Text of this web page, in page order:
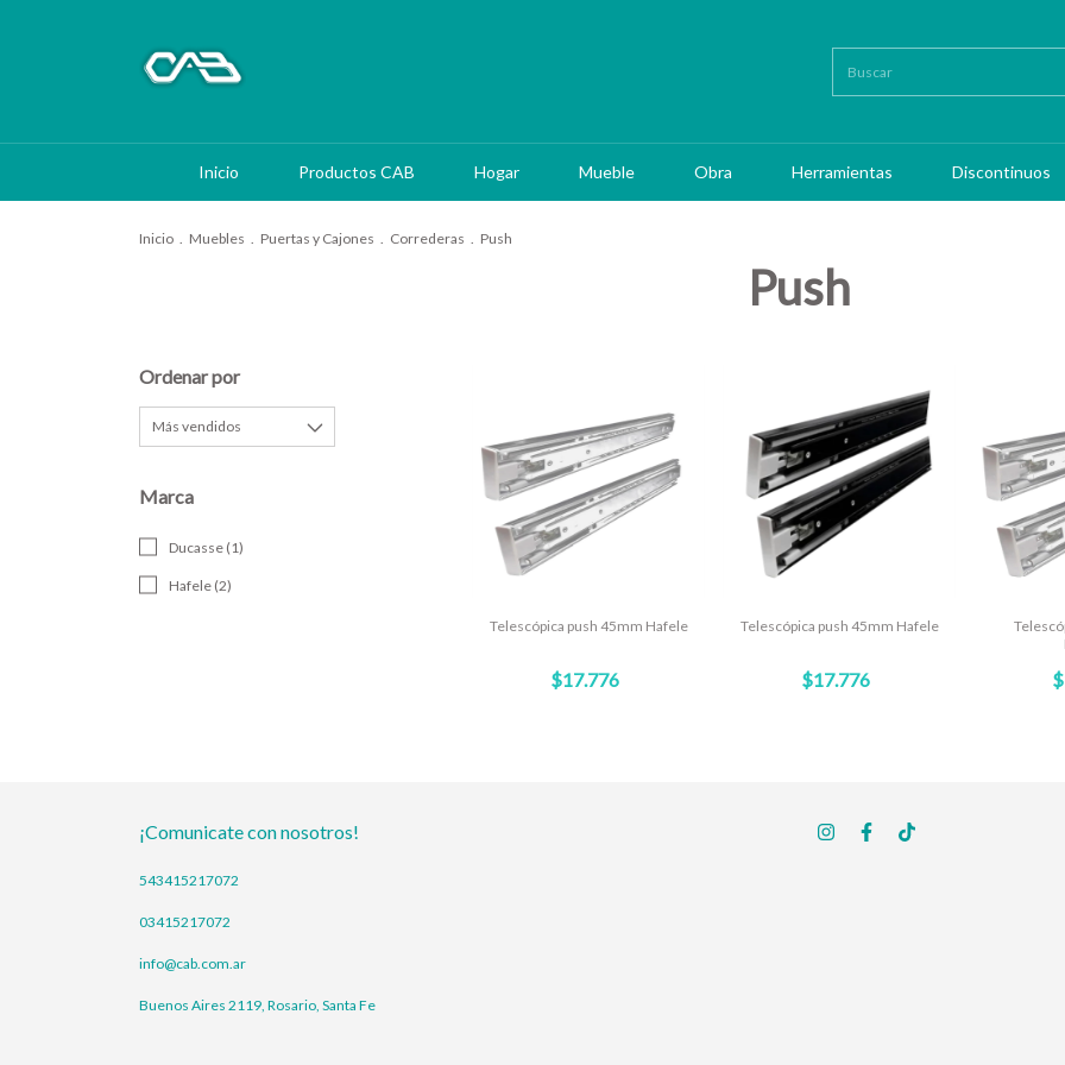
Inicio Productos CAB Hogar Mueble Obra Herramientas Discontinuos
Inicio . Muebles . Puertas y Cajones . Correderas . Push
Push
Ordenar por
Marca
Ducasse (1)
Hafele (2)
Telescópica push 45mm Hafele
$17.776
Telescópica push 45mm Hafele
$17.776
¡Comunicate con nosotros!
543415217072
03415217072
info@cab.com.ar
Buenos Aires 2119, Rosario, Santa Fe